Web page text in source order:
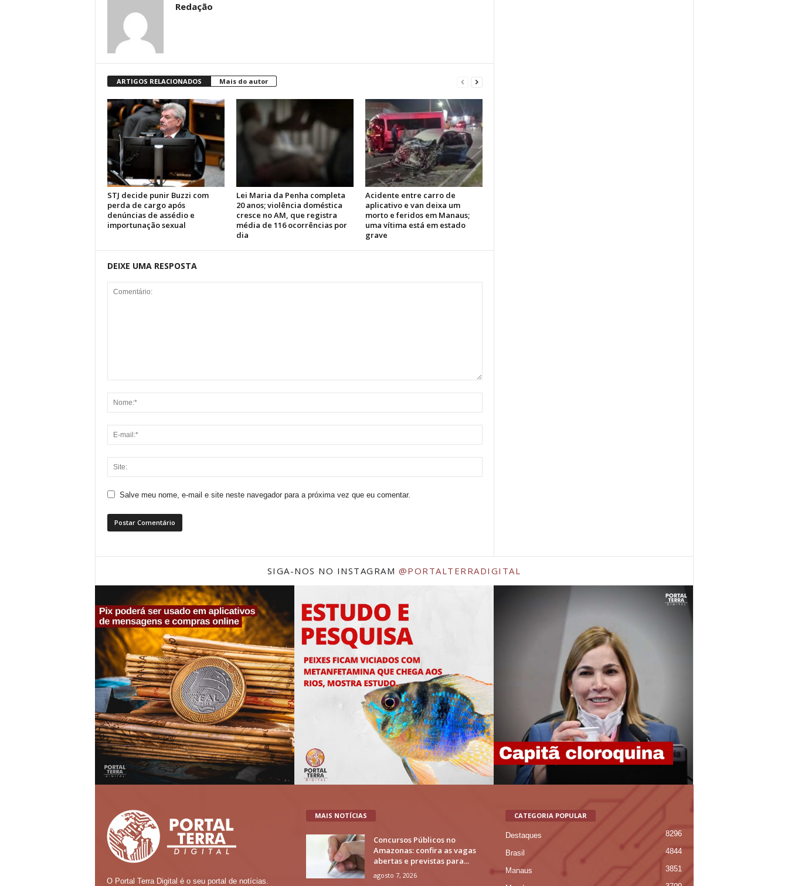
Redação
ARTIGOS RELACIONADOS Mais do autor
STJ decide punir Buzzi com
perda de cargo após
denúncias de assédio e
importunação sexual
Lei Maria da Penha completa
20 anos; violência doméstica
cresce no AM, que registra
média de 116 ocorrências por
dia
Acidente entre carro de
aplicativo e van deixa um
morto e feridos em Manaus;
uma vítima está em estado
grave
DEIXE UMA RESPOSTA
Salve meu nome, e-mail e site neste navegador para a próxima vez que eu comentar.
SIGA-NOS NO INSTAGRAM @PORTALTERRADIGITAL
O Portal Terra Digital é o seu portal de notícias.
MAIS NOTÍCIAS
Concursos Públicos no
Amazonas: confira as vagas
abertas e previstas para...
agosto 7, 2026
CATEGORIA POPULAR
Destaques 8296
Brasil 4844
Manaus 3851